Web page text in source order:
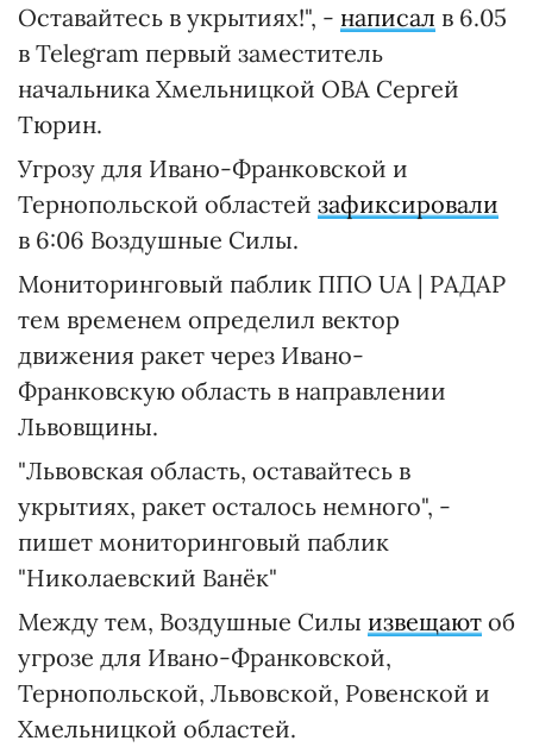
Оставайтесь в укрытиях!", - написал в 6.05
в Telegram первый заместитель
начальника Хмельницкой ОВА Сергей
Тюрин.
Угрозу для Ивано-Франковской и
Тернопольской областей зафиксировали
в 6:06 Воздушные Силы.
Мониторинговый паблик ППО UA | РАДАР
тем временем определил вектор
движения ракет через Ивано-
Франковскую область в направлении
Львовщины.
"Львовская область, оставайтесь в
укрытиях, ракет осталось немного", -
пишет мониторинговый паблик
"Николаевский Ванёк"
Между тем, Воздушные Силы извещают об
угрозе для Ивано-Франковской,
Тернопольской, Львовской, Ровенской и
Хмельницкой областей.